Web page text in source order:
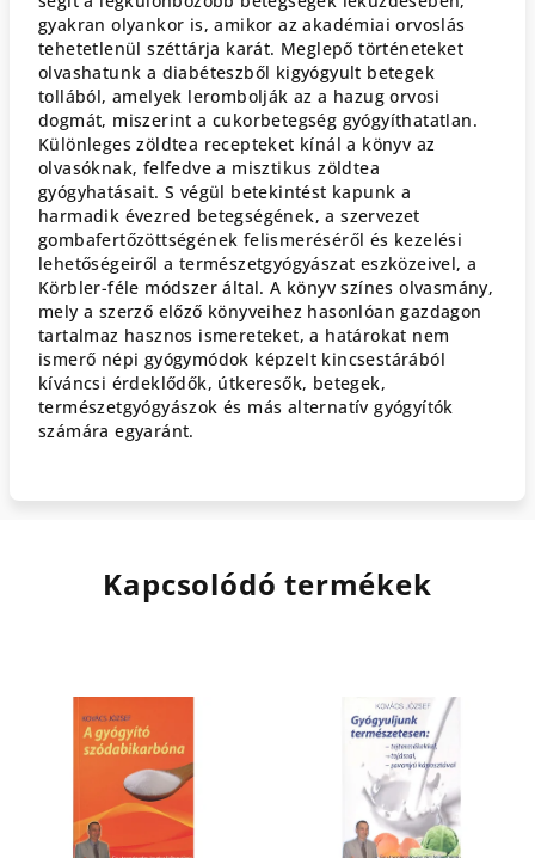
gyakran olyankor is, amikor az akadémiai orvoslás
tehetetlenül széttárja karát. Meglepő történeteket
olvashatunk a diabéteszből kigyógyult betegek
tollából, amelyek lerombolják az a hazug orvosi
dogmát, miszerint a cukorbetegség gyógyíthatatlan.
Különleges zöldtea recepteket kínál a könyv az
olvasóknak, felfedve a misztikus zöldtea
gyógyhatásait. S végül betekintést kapunk a
harmadik évezred betegségének, a szervezet
gombafertőzöttségének felismeréséről és kezelési
lehetőségeiről a természetgyógyászat eszközeivel, a
Körbler-féle módszer által. A könyv színes olvasmány,
mely a szerző előző könyveihez hasonlóan gazdagon
tartalmaz hasznos ismereteket, a határokat nem
ismerő népi gyógymódok képzelt kincsestárából
kíváncsi érdeklődők, útkeresők, betegek,
természetgyógyászok és más alternatív gyógyítók
számára egyaránt.
Kapcsolódó termékek